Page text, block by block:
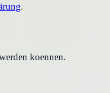
.
koennen.